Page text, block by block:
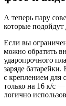
А теперь пару
которые подойдут
Если вы
можно обратить
ударопрочного
заряде батарейки.
с креплением для
только на 16 к/с —
логично